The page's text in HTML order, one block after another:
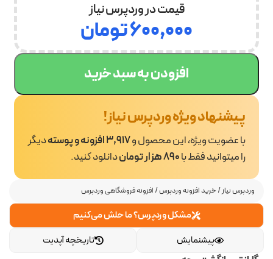
وردپرس نیاز/خرید افزونه وردپرس/ افزونه فروشگاهی وردپرس
مشکل وردپرس؟ ما حلش می‌کنیم
تاریخچه آپدیت
پیشنمایش
قیمت در وردپرس نیاز
۶۰۰,۰۰۰تومان
افزودن به سبد خرید
پیشنهاد ویژه وردپرس نیاز!
با عضویت ویژه، این محصول و3,917 افزونه و پوسته
دیگر
را میتوانید فقط با890 هزار تومان دانلود کنید.